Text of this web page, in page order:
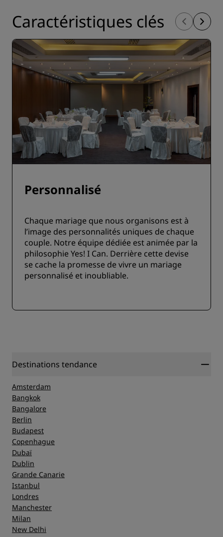
Caractéristiques clés
Personnalisé
Chaque mariage que nous organisons est à
l’image des personnalités uniques de chaque
couple. Notre équipe dédiée est animée par la
philosophie Yes! I Can. Derrière cette devise
se cache la promesse de vivre un mariage
personnalisé et inoubliable.
Destinations tendance
Amsterdam
Bangkok
Bangalore
Berlin
Budapest
Copenhague
Dubaï
Dublin
Grande Canarie
Istanbul
Londres
Manchester
Milan
New Delhi